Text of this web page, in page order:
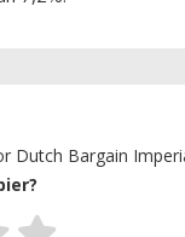
Dutch Bargain